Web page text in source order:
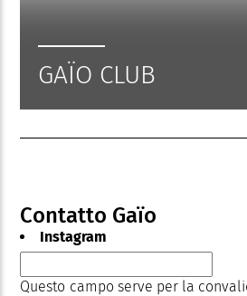
GAÏO CLUB
Contatto Gaïo
Instagram
Questo campo serve per la